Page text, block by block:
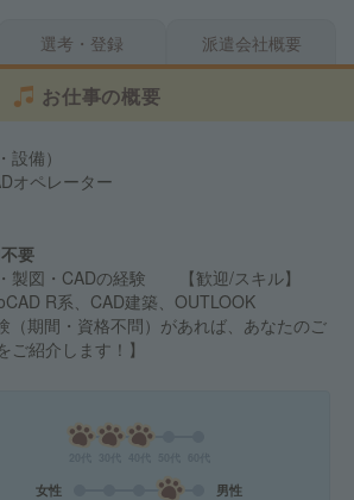
選考・登録 派遣会社概要
お仕事の概要
備）
オペレーター
要
・製図・CADの経験 【歓迎/スキル】
R系、CAD建築、OUTLOOK
（期間・資格不問）があれば、あなたのご
紹介します！】
女性 男性